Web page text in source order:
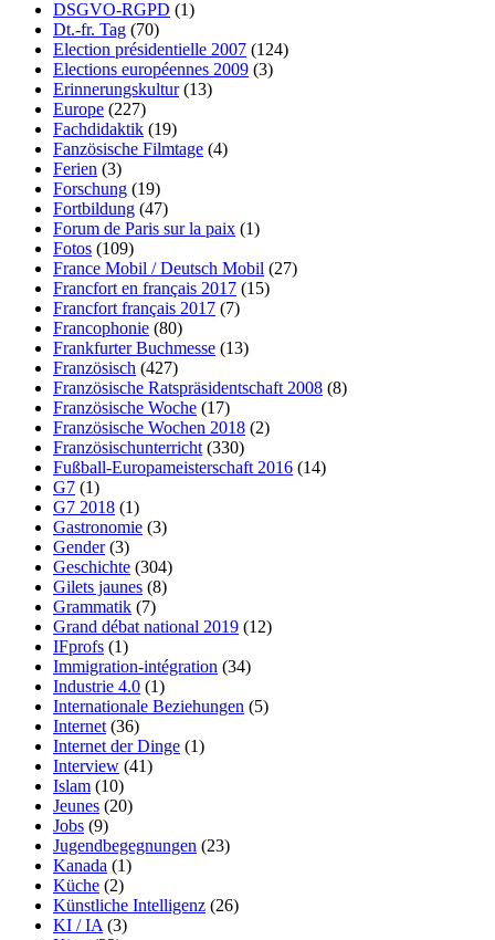
DSGVO-RGPD (1)
Dt.-fr. Tag (70)
Election présidentielle 2007 (124)
Elections européennes 2009 (3)
Erinnerungskultur(13)
Europe (227)
Fachdidaktik (19)
Fanzösische Filmtage (4)
Ferien (3)
Forschung (19)
Fortbildung (47)
Forum de Paris sur la paix (1)
Fotos (109)
France Mobil / Deutsch Mobil (27)
Francfort en français 2017 (15)
Francfort français 2017 (7)
Francophonie (80)
Frankfurter Buchmesse (13)
Französisch (427)
Französische Ratspräsidentschaft 2008 (8)
Französische Woche (17)
Französische Wochen 2018 (2)
Französischunterricht (330)
Fußball-Europameisterschaft 2016 (14)
G7 (1)
G7 2018 (1)
Gastronomie (3)
Gender(3)
Geschichte (304)
Gilets jaunes (8)
Grammatik (7)
Grand débat national 2019 (12)
IFprofs (1)
Immigration-intégration (34)
Industrie 4.0 (1)
Internationale Beziehungen (5)
Internet (36)
Internet der Dinge (1)
Interview (41)
Islam (10)
Jeunes (20)
Jobs (9)
Jugendbegegnungen (23)
Kanada (1)
Küche (2)
Künstliche Intelligenz (26)
KI / IA (3)